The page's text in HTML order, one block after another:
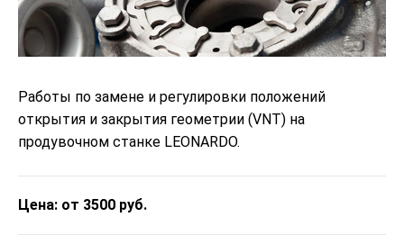
Работы по замене и регулировки положений
открытия и закрытия геометрии (VNT) на
продувочном станке LEONARDO.
Цена: от 3500 руб.